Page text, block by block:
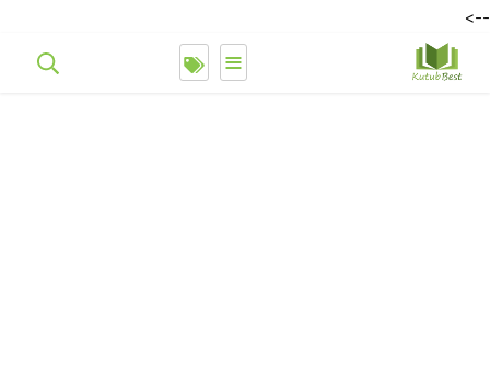
-->
≡